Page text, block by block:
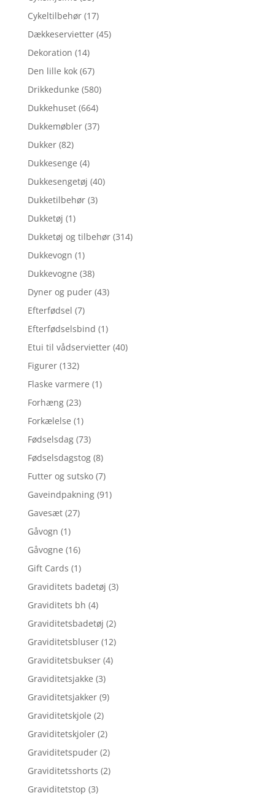
Cykeltilbehør (17)
Dækkeservietter (45)
Dekoration (14)
Den lille kok (67)
Drikkedunke (580)
Dukkehuset (664)
Dukkemøbler (37)
Dukker (82)
Dukkesenge (4)
Dukkesengetøj (40)
Dukketilbehør (3)
Dukketøj (1)
Dukketøj og tilbehør (314)
Dukkevogn (1)
Dukkevogne (38)
Dyner og puder (43)
Efterfødsel (7)
Efterfødselsbind (1)
Etui til vådservietter (40)
Figurer (132)
Flaske varmere (1)
Forhæng (23)
Forkælelse (1)
Fødselsdag (73)
Fødselsdagstog (8)
Futter og sutsko (7)
Gaveindpakning (91)
Gavesæt (27)
Gåvogn (1)
Gåvogne (16)
Gift Cards (1)
Graviditets badetøj (3)
Graviditets bh (4)
Graviditetsbadetøj (2)
Graviditetsbluser (12)
Graviditetsbukser (4)
Graviditetsjakke (3)
Graviditetsjakker (9)
Graviditetskjole (2)
Graviditetskjoler (2)
Graviditetspuder (2)
Graviditetsshorts (2)
Graviditetstop (3)